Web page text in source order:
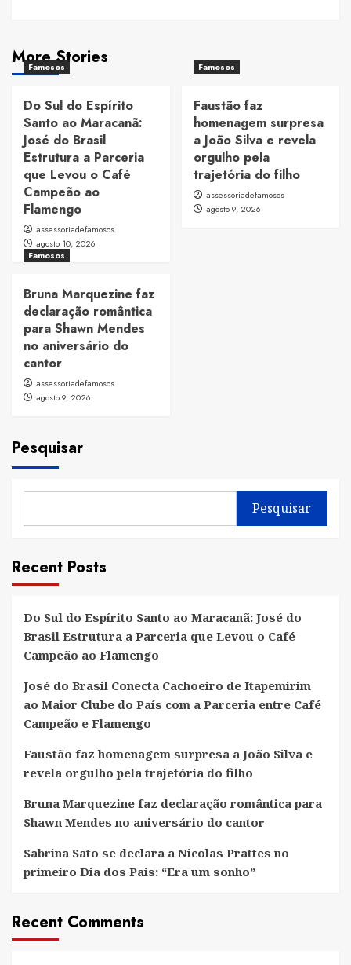
More Stories
Famosos
Do Sul do Espírito
Santo ao Maracanã:
José do Brasil
Estrutura a Parceria
que Levou o Café
Campeão ao
Flamengo
assessoriadefamosos
agosto 10, 2026
Famosos
Faustão faz
homenagem surpresa
a João Silva e revela
orgulho pela
trajetória do filho
assessoriadefamosos
agosto 9, 2026
Famosos
Bruna Marquezine faz
declaração romântica
para Shawn Mendes
no aniversário do
cantor
assessoriadefamosos
agosto 9, 2026
Pesquisar
Pesquisar
Recent Posts
Do Sul do Espírito Santo ao Maracanã: José do
Brasil Estrutura a Parceria que Levou o Café
Campeão ao Flamengo
José do Brasil Conecta Cachoeiro de Itapemirim
ao Maior Clube do País com a Parceria entre Café
Campeão e Flamengo
Faustão faz homenagem surpresa a João Silva e
revela orgulho pela trajetória do filho
Bruna Marquezine faz declaração romântica para
Shawn Mendes no aniversário do cantor
Sabrina Sato se declara a Nicolas Prattes no
primeiro Dia dos Pais: “Era um sonho”
Recent Comments